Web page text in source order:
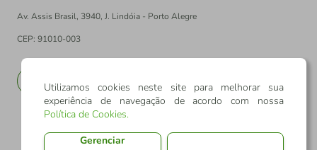
Av. Assis Brasil, 3940, J. Lindóia - Porto Alegre
CEP: 91010-003
Utilizamos cookies neste site para melhorar sua
experiência de navegação de acordo com nossa
Política de Cookies.
Gerenciar